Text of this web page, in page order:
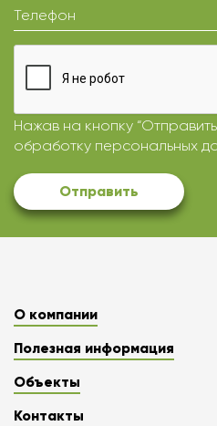
Телефон
Нажав на кнопку
обработку персональных
Отправить
О компании
Полезная информация
Объекты
Контакты